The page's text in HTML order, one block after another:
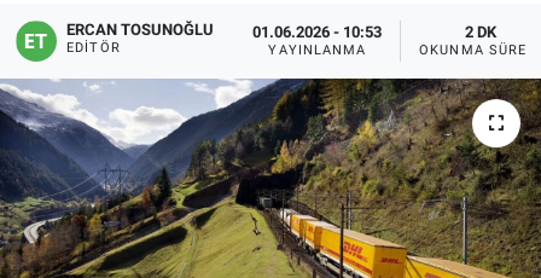
ERCAN TOSUNOĞLU
EDITÖR
01.06.2026 - 10:53
YAYINLANMA
2 DK
OKUNMA SÜRESI